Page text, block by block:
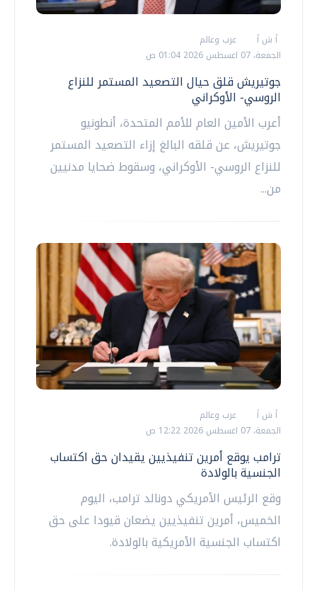
أ ش أ
عرب وعالم
الجمعة، 07 اغسطس 2026 01:04 ص
جوتيريش قلق حيال التصعيد المستمر للنزاع
الروسي- الأوكراني
أعرب الأمين العام للأمم المتحدة، أنطونيو
جوتيريش، عن قلقه البالغ إزاء التصعيد المستمر
للنزاع الروسي- الأوكراني، وسقوط ضحايا مدنيين
من...
أ ش أ
عرب وعالم
الجمعة، 07 اغسطس 2026 12:22 ص
ترامب يوقع أمرين تنفيذيين يقيدان حق اكتساب
الجنسية بالولادة
وقع الرئيس الأمريكي دونالد ترامب، اليوم
الخميس، أمرين تنفيذيين يضعان قيودا على حق
اكتساب الجنسية الأمريكية بالولادة.